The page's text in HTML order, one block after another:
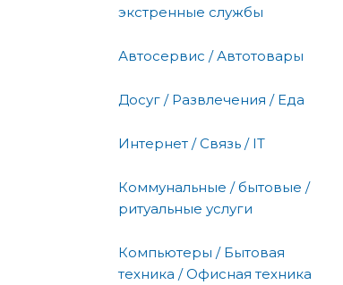
экстренные службы
Автосервис / Автотовары
Досуг / Развлечения / Еда
Интернет / Связь / IT
Коммунальные / бытовые /
ритуальные услуги
Компьютеры / Бытовая
техника / Офисная техника